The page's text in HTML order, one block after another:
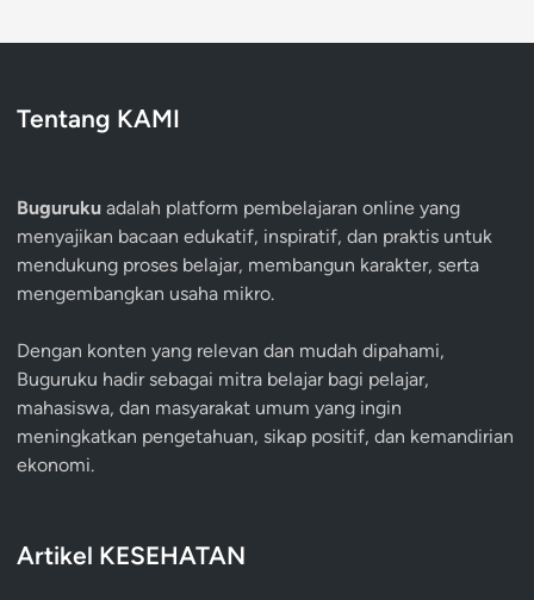
Tentang KAMI
Buguruku adalah platform pembelajaran online yang
menyajikan bacaan edukatif, inspiratif, dan praktis untuk
mendukung proses belajar, membangun karakter, serta
mengembangkan usaha mikro.
Dengan konten yang relevan dan mudah dipahami,
Buguruku hadir sebagai mitra belajar bagi pelajar,
mahasiswa, dan masyarakat umum yang ingin
meningkatkan pengetahuan, sikap positif, dan kemandirian
ekonomi.
Artikel KESEHATAN